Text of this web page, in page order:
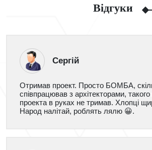
Відгуки
Сергій
Отримав проект. Просто БОМБА,
співпрацював з архітекторами,
проекта в руках не тримав. Хлопці
Народ налітай, роблять лялю 😀.